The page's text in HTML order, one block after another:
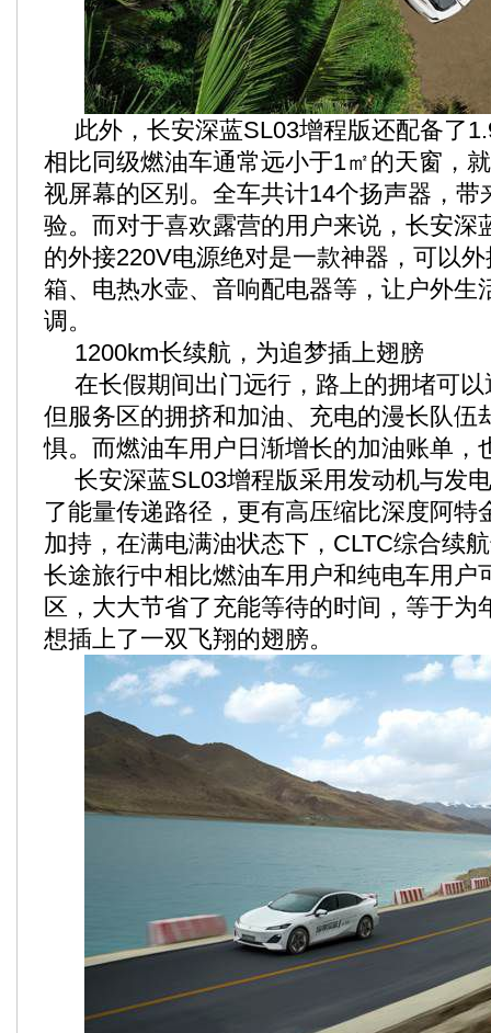
此外，长安深蓝SL03增程版还配备了
相比同级燃油车通常远小于1㎡的天窗，
视屏幕的区别。全车共计14个扬声器，带
验。而对于喜欢露营的用户来说，长安深
的外接220V电源绝对是一款神器，可以
箱、电热水壶、音响配电器等，让户外生
调。
1200km长续航，为追梦插上翅膀
在长假期间出门远行，路上的拥堵可
但服务区的拥挤和加油、充电的漫长队伍
惧。而燃油车用户日渐增长的加油账单，
长安深蓝SL03增程版采用发动机与发
了能量传递路径，更有高压缩比深度阿特
加持，在满电满油状态下，CLTC综合续
长途旅行中相比燃油车用户和纯电车用户
区，大大节省了充能等待的时间，等于为
想插上了一双飞翔的翅膀。